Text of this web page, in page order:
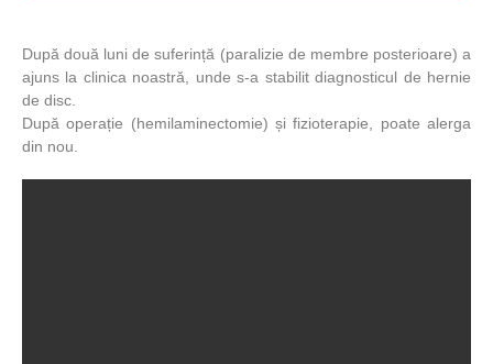
După două luni de suferință (paralizie de membre posterioare) a
ajuns la clinica noastră, unde s-a stabilit diagnosticul de hernie
de disc.
După operație (hemilaminectomie) și fizioterapie, poate alerga
din nou.